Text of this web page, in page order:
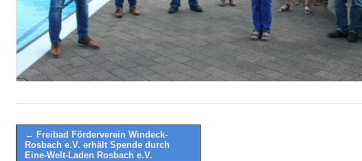
Post
navigation
← Freibad Förderverein Windeck-
Rosbach e.V. erhält Spende durch
Eine-Welt-Laden Rosbach e.V.